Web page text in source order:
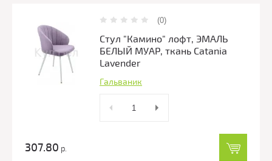
(0)
Стул "Камино" лофт, ЭМАЛЬ
БЕЛЫЙ МУАР, ткань Catania
Lavender
Гальваник
307.80 р.